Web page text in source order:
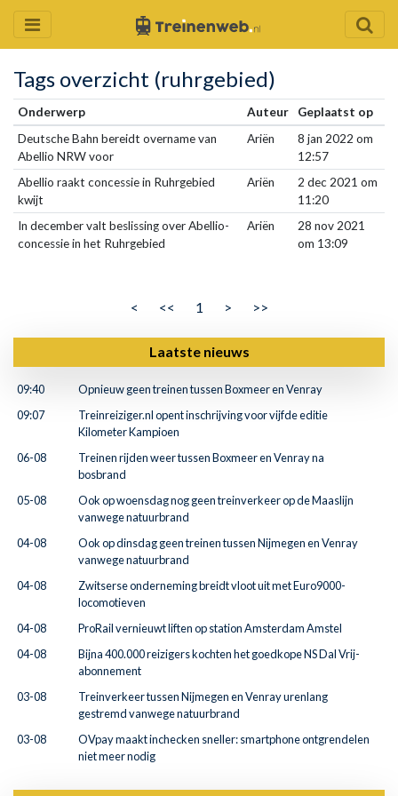
Tags overzicht (ruhrgebied)
Onderwerp Auteur
Geplaatst op
Deutsche Bahn bereidt overname van
Abellio NRW voor
Ariën
8 jan 2022 om
12:57
Abellio raakt concessie in Ruhrgebied
kwijt
Ariën
2 dec 2021 om
11:20
In december valt beslissing over Abellio-
concessie in het Ruhrgebied
Ariën
28 nov 2021
om 13:09
< << 1 > >>
Laatste nieuws
09:40
Opnieuw geen treinen tussen Boxmeer en Venray
09:07
Treinreiziger.nl opent inschrijving voor vijfde editie
Kilometer Kampioen
06-08
Treinen rijden weer tussen Boxmeer en Venray na
bosbrand
05-08
Ook op woensdag nog geen treinverkeer op de Maaslijn
vanwege natuurbrand
04-08
Ook op dinsdag geen treinen tussen Nijmegen en Venray
vanwege natuurbrand
04-08
Zwitserse onderneming breidt vloot uit met Euro9000-
locomotieven
04-08
ProRail vernieuwt liften op station Amsterdam Amstel
04-08
Bijna 400.000 reizigers kochten het goedkope NS Dal Vrij-
abonnement
03-08
Treinverkeer tussen Nijmegen en Venray urenlang
gestremd vanwege natuurbrand
03-08
OVpay maakt inchecken sneller: smartphone ontgrendelen
niet meer nodig